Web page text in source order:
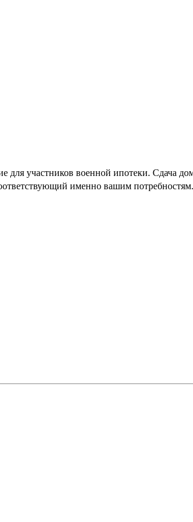
участников военной ипотеки. Сдача
именно вашим